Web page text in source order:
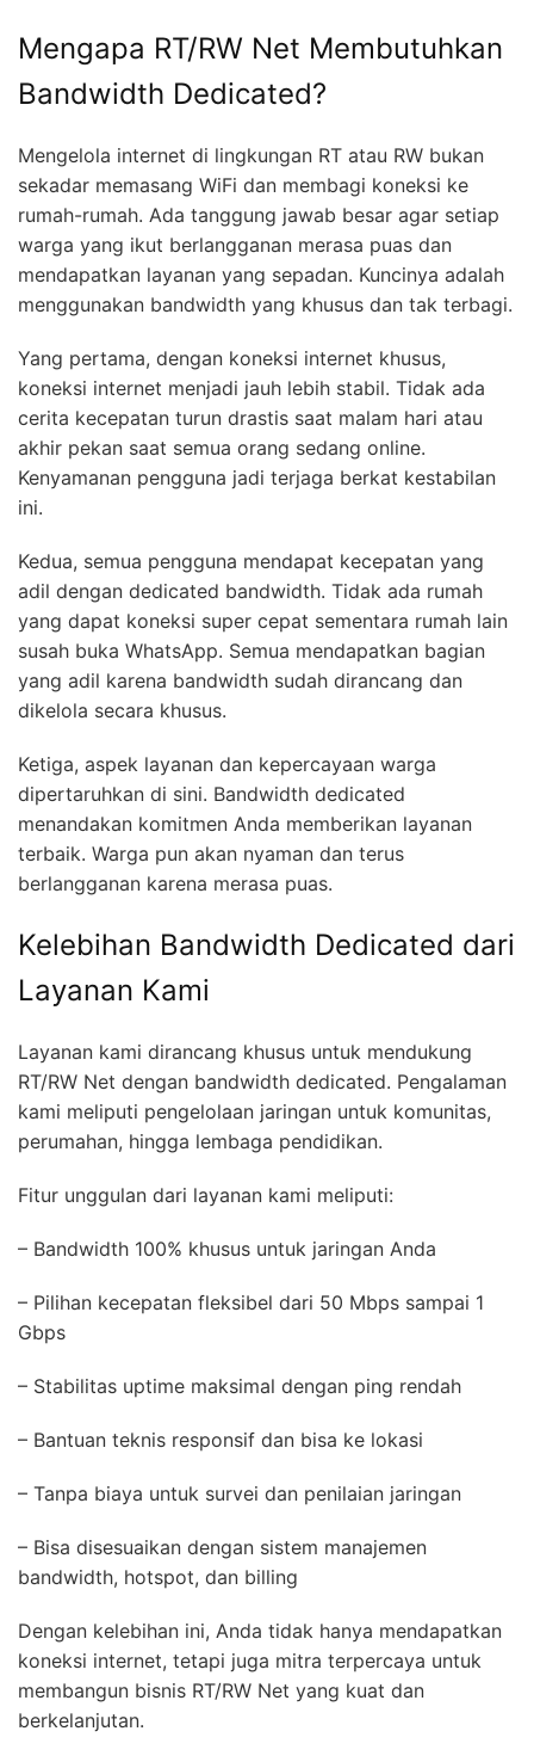
Mengapa RT/RW Net Membutuhkan
Bandwidth Dedicated?
Mengelola internet di lingkungan RT atau RW bukan
sekadar memasang WiFi dan membagi koneksi ke
rumah-rumah. Ada tanggung jawab besar agar setiap
warga yang ikut berlangganan merasa puas dan
mendapatkan layanan yang sepadan. Kuncinya adalah
menggunakan bandwidth yang khusus dan tak terbagi.
Yang pertama, dengan koneksi internet khusus,
koneksi internet menjadi jauh lebih stabil. Tidak ada
cerita kecepatan turun drastis saat malam hari atau
akhir pekan saat semua orang sedang online.
Kenyamanan pengguna jadi terjaga berkat kestabilan
ini.
Kedua, semua pengguna mendapat kecepatan yang
adil dengan dedicated bandwidth. Tidak ada rumah
yang dapat koneksi super cepat sementara rumah lain
susah buka WhatsApp. Semua mendapatkan bagian
yang adil karena bandwidth sudah dirancang dan
dikelola secara khusus.
Ketiga, aspek layanan dan kepercayaan warga
dipertaruhkan di sini. Bandwidth dedicated
menandakan komitmen Anda memberikan layanan
terbaik. Warga pun akan nyaman dan terus
berlangganan karena merasa puas.
Kelebihan Bandwidth Dedicated dari
Layanan Kami
Layanan kami dirancang khusus untuk mendukung
RT/RW Net dengan bandwidth dedicated. Pengalaman
kami meliputi pengelolaan jaringan untuk komunitas,
perumahan, hingga lembaga pendidikan.
Fitur unggulan dari layanan kami meliputi:
– Bandwidth 100% khusus untuk jaringan Anda
– Pilihan kecepatan fleksibel dari 50 Mbps sampai 1
Gbps
– Stabilitas uptime maksimal dengan ping rendah
– Bantuan teknis responsif dan bisa ke lokasi
– Tanpa biaya untuk survei dan penilaian jaringan
– Bisa disesuaikan dengan sistem manajemen
bandwidth, hotspot, dan billing
Dengan kelebihan ini, Anda tidak hanya mendapatkan
koneksi internet, tetapi juga mitra terpercaya untuk
membangun bisnis RT/RW Net yang kuat dan
berkelanjutan.